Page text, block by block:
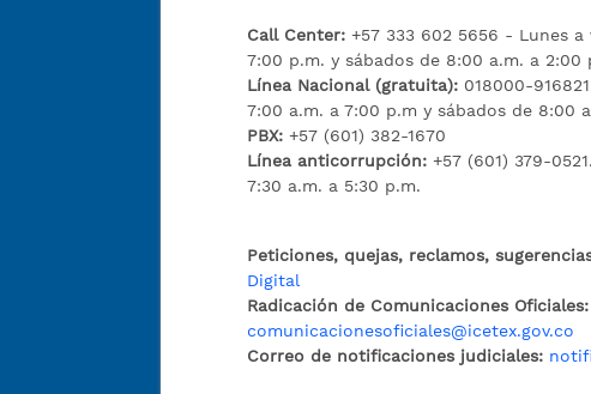
Call Center:+57 333 602 5656 - Lunes a
7:00 p.m. y sábados de 8:00 a.m. a 2:00
Línea Nacional (gratuita): 018000-
7:00 a.m. a 7:00 p.m y sábados de 8:00
PBX:+57 (601) 382-1670
Línea anticorrupción:+57 (601) 379-
7:30 a.m. a 5:30 p.m.
Peticiones, quejas, reclamos,
Digital
Radicación de Comunicaciones Oficiales:
comunicacionesoficiales@icetex.gov.co
Correo de notificaciones judiciales: